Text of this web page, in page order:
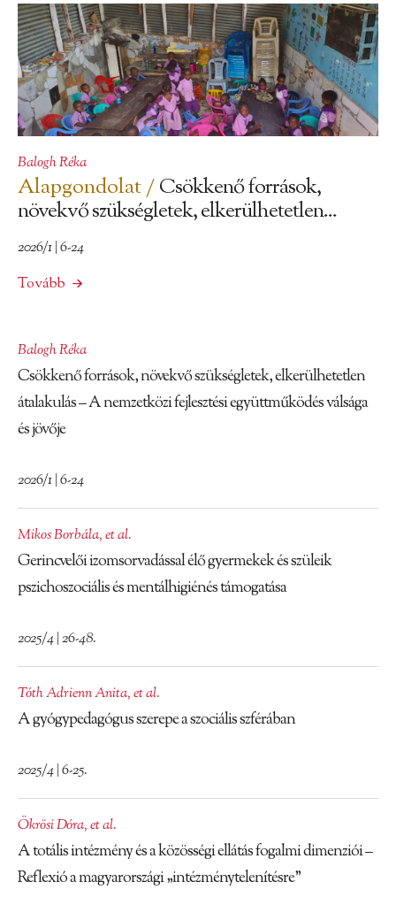
Balogh Réka
Alapgondolat /Csökkenő források,
növekvő szükségletek, elkerülhetetlen...
2026/1 | 6-24
Tovább
Balogh Réka
Csökkenő források, növekvő szükségletek, elkerülhetetlen
átalakulás – A nemzetközi fejlesztési együttműködés válsága
és jövője
2026/1 | 6-24
Mikos Borbála,et al.
Gerincvelői izomsorvadással élő gyermekek és szüleik
pszichoszociális és mentálhigiénés támogatása
2025/4 | 26-48.
Tóth Adrienn Anita,et al.
A gyógypedagógus szerepe a szociális szférában
2025/4 | 6-25.
Ökrösi Dóra,et al.
A totális intézmény és a közösségi ellátás fogalmi dimenziói –
Reflexió a magyarországi „intézménytelenítésre”